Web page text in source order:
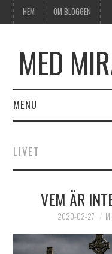
HEM OM BLOGGEN
MED
MENU
OM BLOGGEN
LIVET
VEM ÄR
2020-02-27